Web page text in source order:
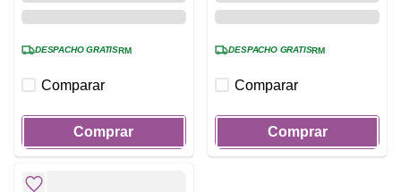
DESPACHO GRATISRM
Comparar
Comprar
DESPACHO GRATISRM
Comparar
Comprar